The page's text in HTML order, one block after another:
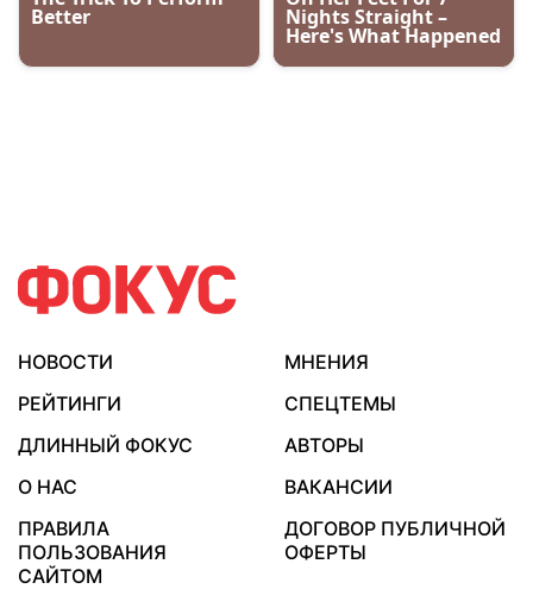
НОВОСТИ
МНЕНИЯ
РЕЙТИНГИ
СПЕЦТЕМЫ
ДЛИННЫЙ ФОКУС
АВТОРЫ
О НАС
ВАКАНСИИ
ПРАВИЛА
ПОЛЬЗОВАНИЯ
САЙТОМ
ДОГОВОР ПУБЛИЧНОЙ
ОФЕРТЫ